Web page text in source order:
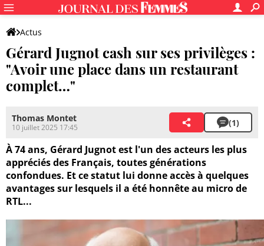
Actus
Gérard Jugnot cash sur ses privilèges :
"Avoir une place dans un restaurant
complet…"
Thomas Montet
10 juillet 2025 17:45 (1)
À 74 ans, Gérard Jugnot est l'un des acteurs les plus
appréciés des Français, toutes générations
confondues. Et ce statut lui donne accès à quelques
avantages sur lesquels il a été honnête au micro de
RTL...